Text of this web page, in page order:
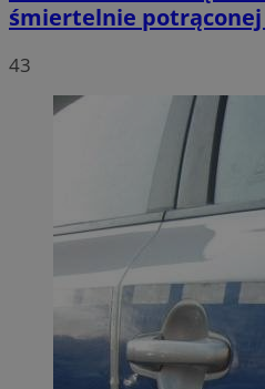
śmiertelnie
43